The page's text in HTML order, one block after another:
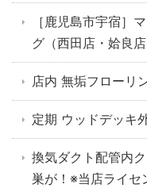
［鹿児島市宇宿］
グ（西田店・姶良店
店内 無垢フローリ
定期 ウッドデッキ
換気ダクト配管内
巣が！※当店ライセ